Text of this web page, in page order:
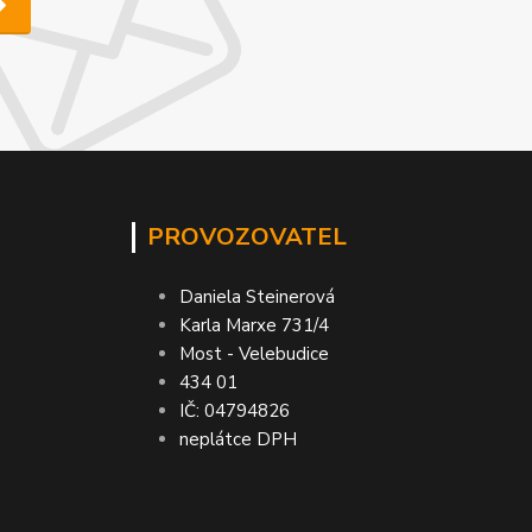
PROVOZOVATEL
Daniela Steinerová
Karla Marxe 731/4
Most - Velebudice
434 01
IČ: 04794826
neplátce DPH